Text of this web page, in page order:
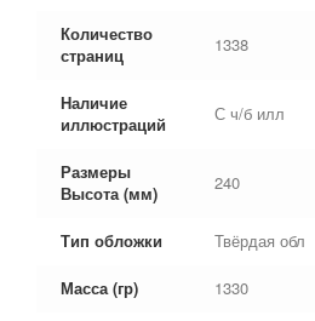
Количество
страниц
1338
Наличие
иллюстраций
С ч/б илл
Размеры
Высота (мм)
240
Тип обложки Твёрдая обл
Масса (гр) 1330